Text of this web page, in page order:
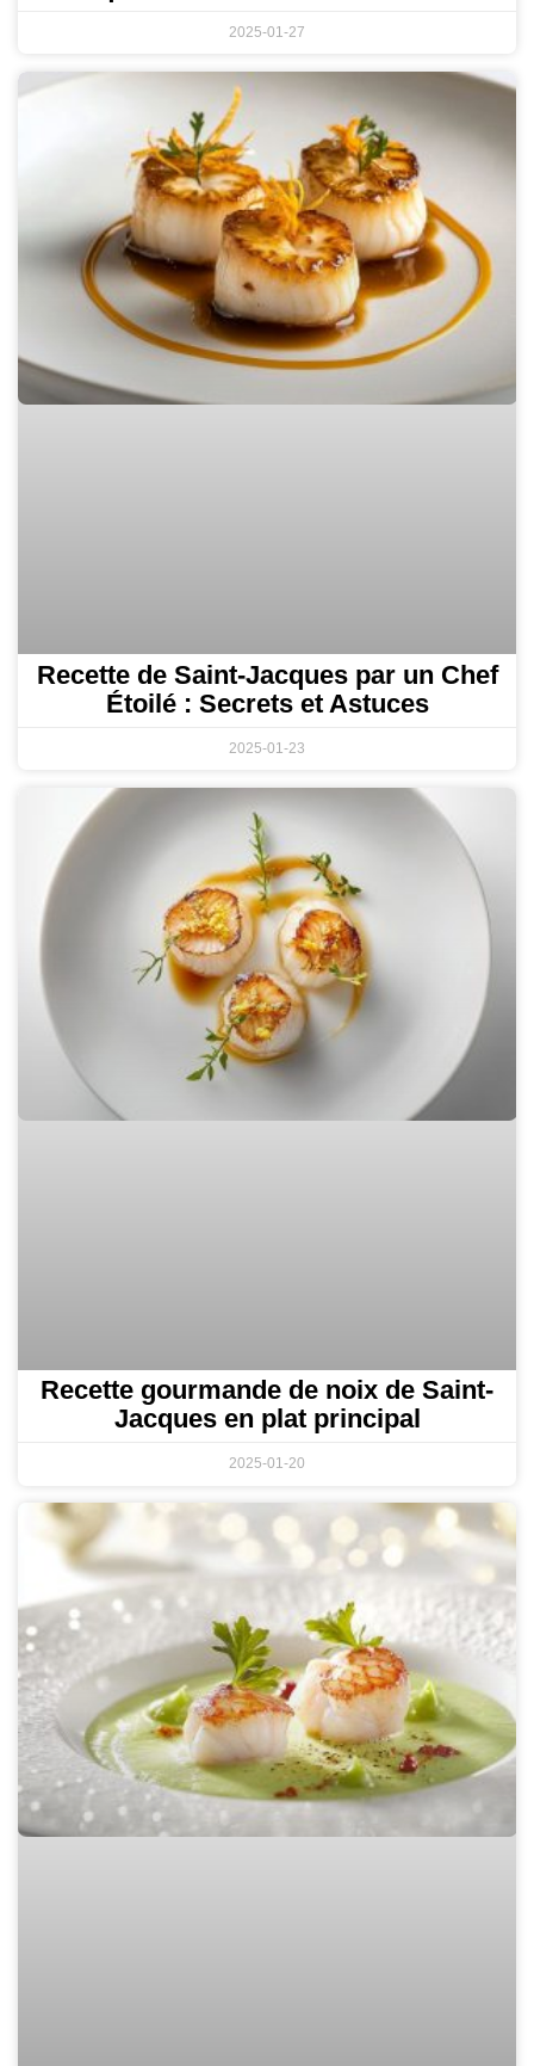
2025-01-27
Recette de Saint-Jacques par un Chef
Étoilé : Secrets et Astuces
2025-01-23
Recette gourmande de noix de Saint-
Jacques en plat principal
2025-01-20